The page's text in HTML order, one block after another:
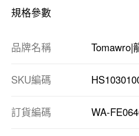
規格參數
品牌名稱 Tomawro|
SKU編碼
訂貨編碼 WA-